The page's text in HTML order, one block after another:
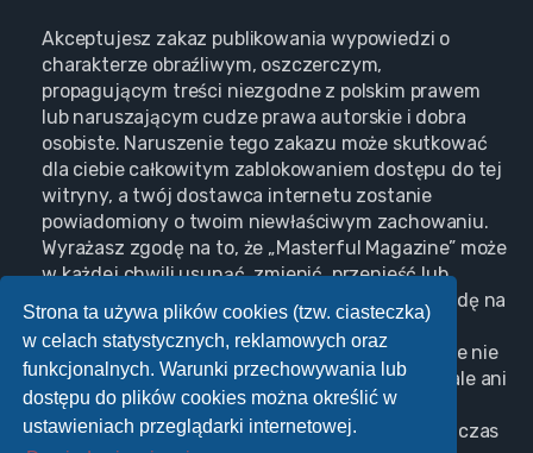
Strona ta używa plików cookies (tzw. ciasteczka)
w celach statystycznych, reklamowych oraz
funkcjonalnych. Warunki przechowywania lub
dostępu do plików cookies można określić w
ustawieniach przeglądarki internetowej.
Akceptujesz zakaz publikowania wypowiedzi o
charakterze obraźliwym, oszczerczym,
propagującym treści niezgodne z polskim prawem
lub naruszającym cudze prawa autorskie i dobra
osobiste. Naruszenie tego zakazu może skutkować
dla ciebie całkowitym zablokowaniem dostępu do tej
witryny, a twój dostawca internetu zostanie
powiadomiony o twoim niewłaściwym zachowaniu.
Wyrażasz zgodę na to, że „Masterful Magazine” może
w każdej chwili usunąć, zmienić, przenieść lub
zamknąć każdy twój temat, post. Wyrażasz zgodę na
zapisywanie wszystkich podanych przez ciebie
informacji w naszej bazie danych. Informacje te nie
będą przekazywane nikomu bez twojej zgody, ale ani
„Masterful Magazine”, ani phpBB nie ponosi
odpowiedzialności za włamania do witryny, podczas